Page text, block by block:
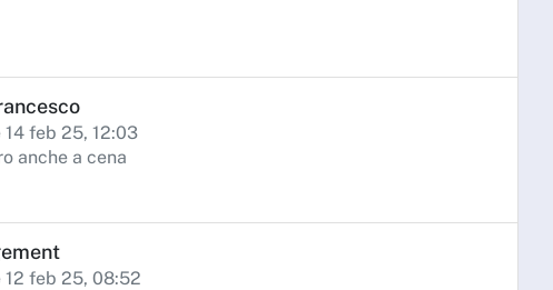
feb 25, 12:03
anche a cena
12 feb 25, 08:52